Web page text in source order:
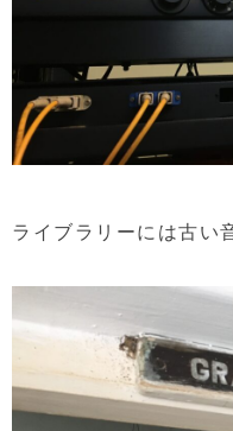
ライブラリーには古い